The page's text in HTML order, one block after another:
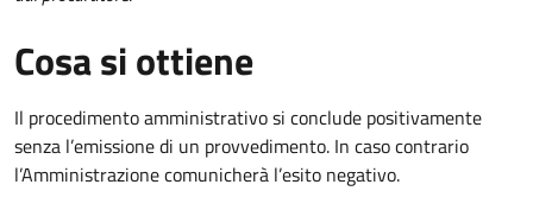
Cosa si ottiene
Il procedimento amministrativo si conclude positivamente
senza l’emissione di un provvedimento. In caso contrario
l’Amministrazione comunicherà l’esito negativo.